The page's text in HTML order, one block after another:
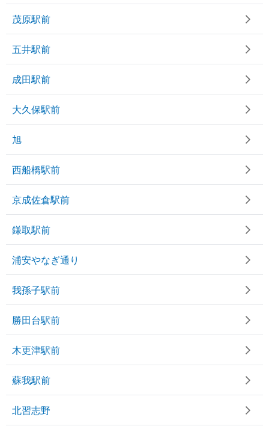
茂原駅前
五井駅前
成田駅前
大久保駅前
旭
西船橋駅前
京成佐倉駅前
鎌取駅前
浦安やなぎ通り
我孫子駅前
勝田台駅前
木更津駅前
蘇我駅前
北習志野